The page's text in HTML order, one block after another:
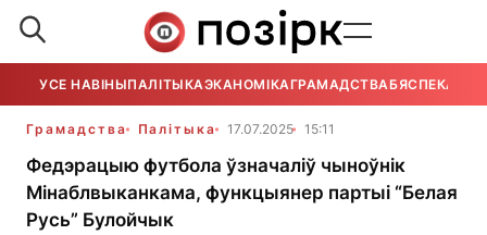
УСЕ НАВІНЫПАЛІТЫКАЭКАНОМІКАГРАМАДСТВАБЯСПЕКА
Грамадства Палітыка 17.07.2025 15:11
Федэрацыю футбола ўзначаліў чыноўнік
Мінаблвыканкама, функцыянер партыі “Белая
Русь” Булойчык